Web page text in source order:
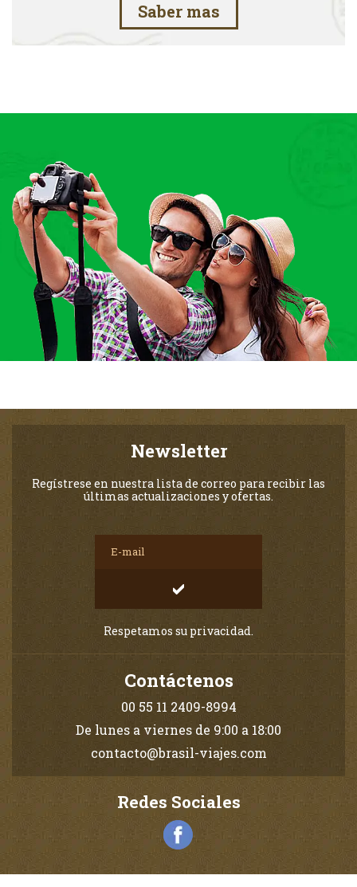
Saber mas
Newsletter
Regístrese en nuestra lista de correo para recibir las
últimas actualizaciones y ofertas.
Respetamos su privacidad.
Contáctenos
00 55 11 2409-8994
De lunes a viernes de 9:00 a 18:00
contacto@brasil-viajes.com
Redes Sociales